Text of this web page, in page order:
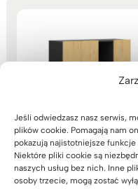
Jeśli odwiedzasz nasz serwis,
plików cookie. Pomagają nam
pokazują najistotniejsze funkcje
Niektóre pliki cookie są
naszych usług bez nich. Inne
osoby trzecie, mogą zostać